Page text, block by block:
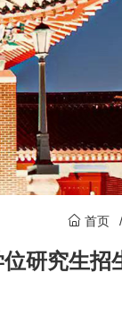
首页 /
研究生招